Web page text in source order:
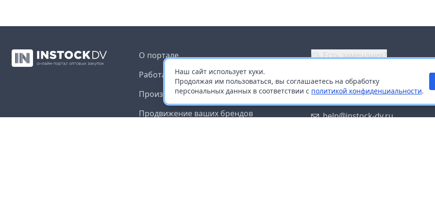
Наш сайт использует куки.
Продолжая им пользоваться, вы соглашаетесь на обработку
персональных данных в соответствии с политикой конфиденциальности.
О портале
Работа с платформой
Производителям и дистрибьюторам
Продвижение ваших брендов
Есть замечания?
Заказать звонок
help@instock-dv.ru